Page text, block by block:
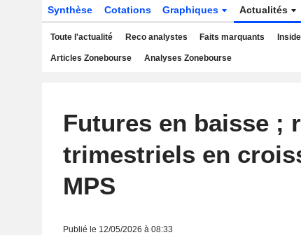
Synthèse Cotations Graphiques Actualités
Toute l'actualité Reco analystes Faits marquants
Articles Zonebourse Analyses Zonebourse
Futures en baisse ;
trimestriels en
MPS
Publié le 12/05/2026 à 08:33